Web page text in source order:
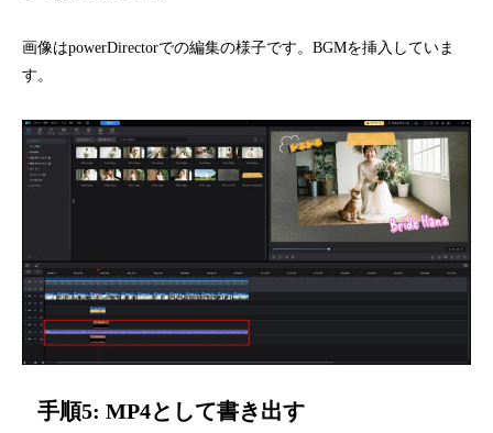
画像はpowerDirectorでの編集の様子です。BGMを挿入していま
す。
手順5: MP4として書き出す